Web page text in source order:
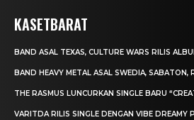
KASETBARAT
BAND ASAL TEXAS, CULTURE WARS RILIS
BAND HEAVY METAL ASAL SWEDIA, SABATON,
THE RASMUS LUNCURKAN SINGLE BARU
VARITDA RILIS SINGLE DENGAN VIBE DREAMY